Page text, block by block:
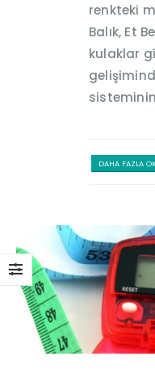
renkteki
Balık, Et
kulaklar
DAHA FAZLA